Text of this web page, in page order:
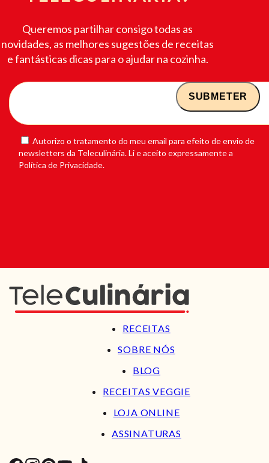
Queremos partilhar consigo todas as
novidades, as melhores sugestões de receitas
e fantásticas dicas para o ajudar na cozinha.
Autorizo o tratamento do meu email para efeito de envio de
newsletters da Teleculinária. Li e aceito expressamente a
Política de Privacidade.
RECEITAS
SOBRE NÓS
BLOG
RECEITAS VEGGIE
LOJA ONLINE
ASSINATURAS